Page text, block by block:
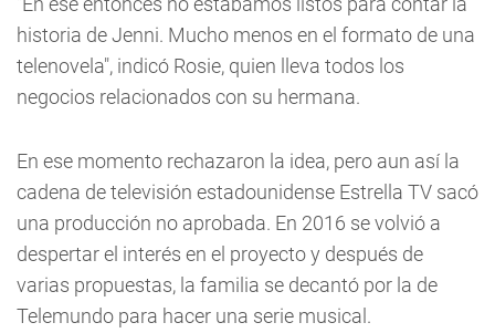
historia de Jenni. Mucho menos en el formato de una
telenovela", indicó Rosie, quien lleva todos los
negocios relacionados con su hermana.
En ese momento rechazaron la idea, pero aun así la
cadena de televisión estadounidense Estrella TV sacó
una producción no aprobada. En 2016 se volvió a
despertar el interés en el proyecto y después de
varias propuestas, la familia se decantó por la de
Telemundo para hacer una serie musical.